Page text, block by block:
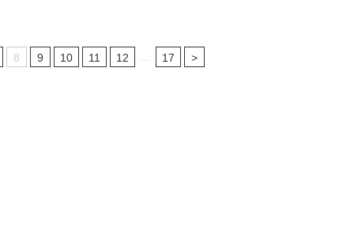
8 9 10 11 12 17 >